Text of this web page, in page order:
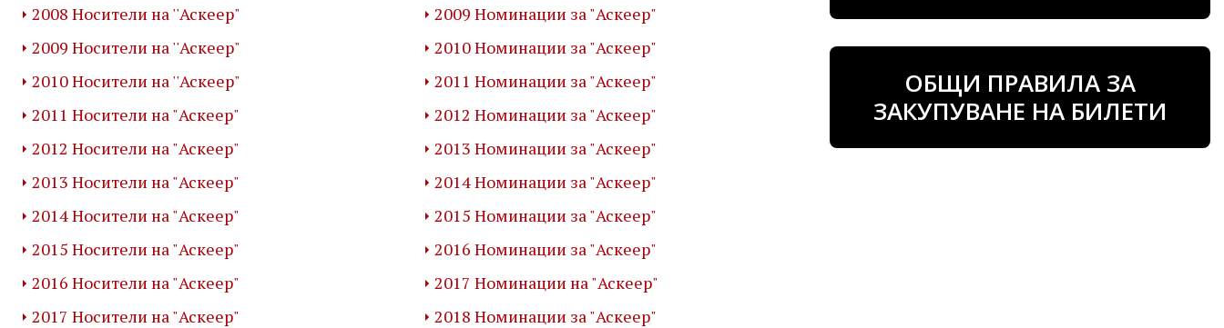
2008 Носители на ''Аскеер"
2009 Номинации за "Аскеер"
2009 Носители на ''Аскеер"
2010 Номинации за "Аскеер"
2010 Носители на ''Аскеер"
2011 Номинации за "Аскеер"
2011 Носители на "Аскеер"
2012 Номинации за "Аскеер"
2012 Носители на "Аскеер"
2013 Номинации за "Аскеер"
2013 Носители на "Аскеер"
2014 Номинации за "Аскеер"
2014 Носители на "Аскеер"
2015 Номинации за "Аскеер"
2015 Носители на "Аскеер"
2016 Номинации за "Аскеер"
2016 Носители на "Аскеер"
2017 Номинации на "Аскеер"
2017 Носители на "Аскеер"
2018 Номинации за "Аскеер"
ОБЩИ ПРАВИЛА ЗА
ЗАКУПУВАНЕ НА БИЛЕТИ